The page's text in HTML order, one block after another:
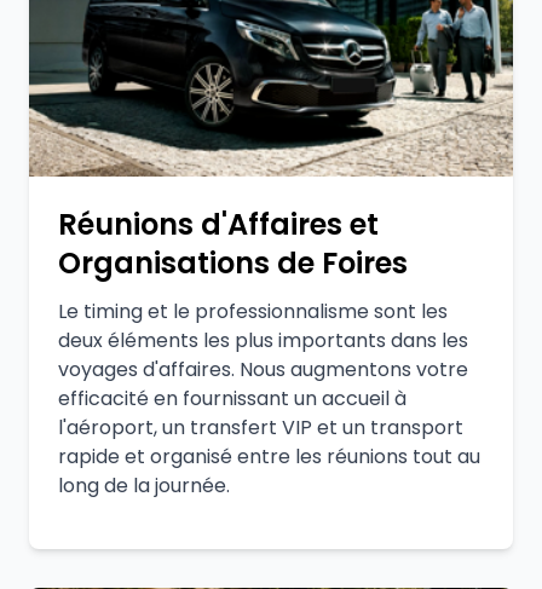
Réunions d'Affaires et
Organisations de Foires
Le timing et le professionnalisme sont les
deux éléments les plus importants dans les
voyages d'affaires. Nous augmentons votre
efficacité en fournissant un accueil à
l'aéroport, un transfert VIP et un transport
rapide et organisé entre les réunions tout au
long de la journée.